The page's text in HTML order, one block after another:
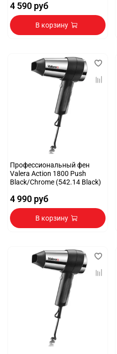
4 590 руб
В корзину
Профессиональный фен
Valera Action 1800 Push
Black/Chrome (542.14 Black)
4 990 руб
В корзину